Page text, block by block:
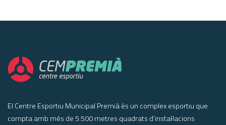
El Centre Esportiu Municipal Premià és un complex esportiu que
compta amb més de 5.500 metres quadrats d’instal·lacions